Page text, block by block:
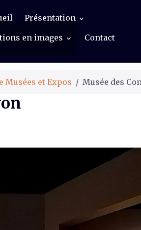
Présentation
en images
Contact
Musées et Expos Musée des